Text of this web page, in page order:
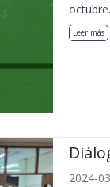
octubre.
Leer más
2024-